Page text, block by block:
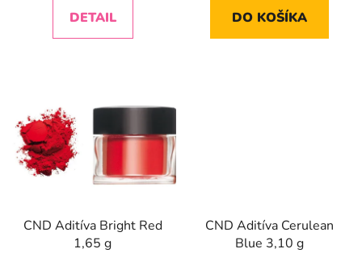
DETAIL DO KOŠÍKA
CND Aditíva Bright Red
1,65 g
CND Aditíva Cerulean
Blue 3,10 g